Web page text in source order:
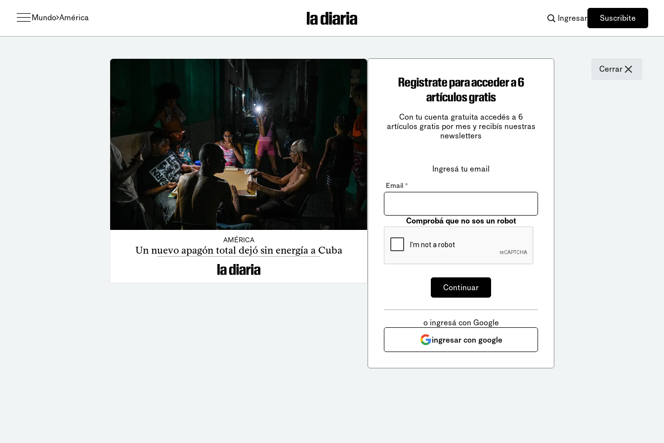
Mundo América Ingresar Suscribite
AMÉRICA
Un nuevo apagón total dejó sin energía a Cuba
Cerrar
Registrate para acceder a 6
artículos gratis
Con tu cuenta gratuita accedés a 6
artículos gratis por mes y recibís nuestras
newsletters
Ingresá tu email
Email *
Comprobá que no sos un robot
o ingresá con Google
ingresar con google